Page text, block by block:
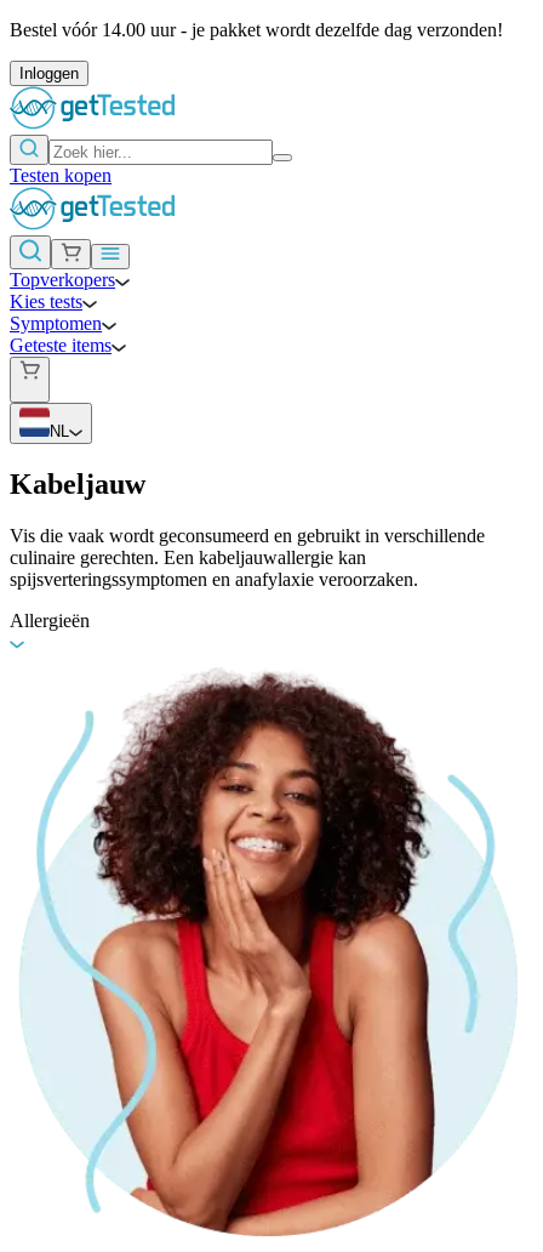
Bestel vóór 14.00 uur - je pakket wordt dezelfde dag verzonden!
Inloggen
Testen kopen
Topverkopers
Kies tests
Symptomen
Geteste items
NL
Kabeljauw
Vis die vaak wordt geconsumeerd en gebruikt in verschillende
culinaire gerechten. Een kabeljauwallergie kan
spijsverteringssymptomen en anafylaxie veroorzaken.
Allergieën